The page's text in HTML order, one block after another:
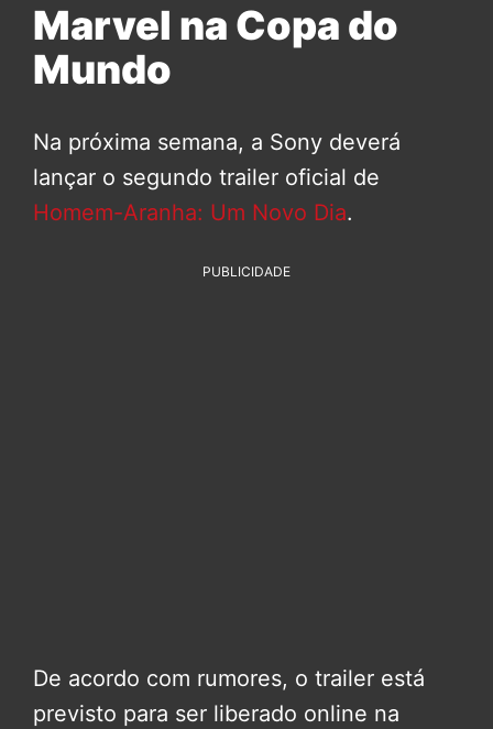
Marvel na Copa do
Mundo
Na próxima semana, a Sony deverá
lançar o segundo trailer oficial de
Homem-Aranha: Um Novo Dia.
PUBLICIDADE
De acordo com rumores, o trailer está
previsto para ser liberado online na